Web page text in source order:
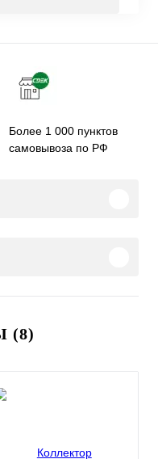
Более 1 000 пунктов
самовывоза по РФ
(8)